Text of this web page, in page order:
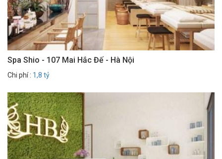
Spa Shio - 107 Mai Hắc Đế - Hà Nội
Chi phí : 1,8 tỷ